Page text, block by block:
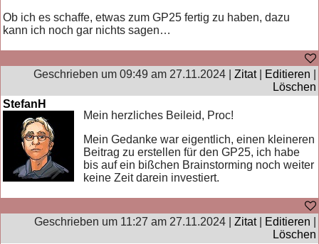
Ob ich es schaffe, etwas zum GP25 fertig zu haben, dazu
kann ich noch gar nichts sagen…
Geschrieben um 09:49 am 27.11.2024 | Zitat| Editieren
Löschen
StefanH
Mein herzliches Beileid, Proc!
Mein Gedanke war eigentlich, einen kleineren
Beitrag zu erstellen für den GP25, ich habe
bis auf ein bißchen Brainstorming noch weiter
keine Zeit darein investiert.
Geschrieben um 11:27 am 27.11.2024 | Zitat| Editieren
Löschen